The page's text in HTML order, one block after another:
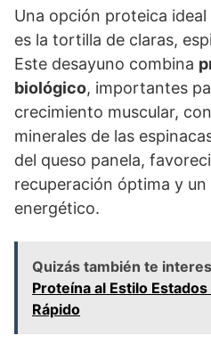
Una opción proteica
es la tortilla de claras,
Este desayuno combina
biológico, importantes
crecimiento muscular,
minerales de las
del queso panela,
recuperación óptima y
energético.
Quizás también te
Proteína al Estilo
Rápido